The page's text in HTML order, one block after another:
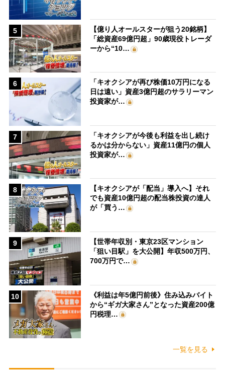
5
【億り人オールスターが狙う20銘柄】
「総資産69億円超」90歳現役トレーダ
ーから“10…
6
「キオクシアが再び株価10万円になる
日は遠い」資産3億円超のサラリーマン
投資家が…
7
「キオクシアが今後も利益を出し続け
るかは分からない」資産11億円の個人
投資家が…
8
【キオクシアが「配当」導入へ】それ
でも資産10億円超の配当株投資の達人
が「買う…
9
【世帯年収別・東京23区マンション
「狙い目駅」を大公開】年収500万円、
700万円で…
10
《利益は年5億円前後》住み込みバイト
から“ギガ大家さん”となった資産200億
円税理…
一覧を見る